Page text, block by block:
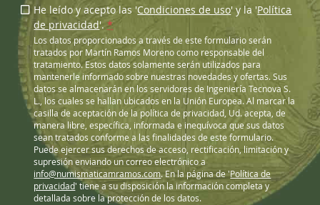
He leído y acepto las 'Condiciones de uso' y la 'Política
de privacidad'.*
Los datos proporcionados a través de este formulario serán
tratados por Martín Ramos Moreno como responsable del
tratamiento. Estos datos solamente serán utilizados para
mantenerle informado sobre nuestras novedades y ofertas. Sus
datos se almacenarán en los servidores de Ingeniería Tecnova S.
L., los cuales se hallan ubicados en la Unión Europea. Al marcar la
casilla de aceptación de la política de privacidad, Ud. acepta, de
manera libre, específica, informada e inequívoca que sus datos
sean tratados conforme a las finalidades de este formulario.
Puede ejercer sus derechos de acceso, rectificación, limitación y
supresión enviando un correo electrónico a
info@numismaticamramos.com. En la página de 'Política de
privacidad' tiene a su disposición la información completa y
detallada sobre la protección de los datos.